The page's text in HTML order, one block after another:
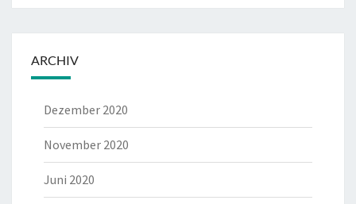
ARCHIV
Dezember 2020
November 2020
Juni 2020